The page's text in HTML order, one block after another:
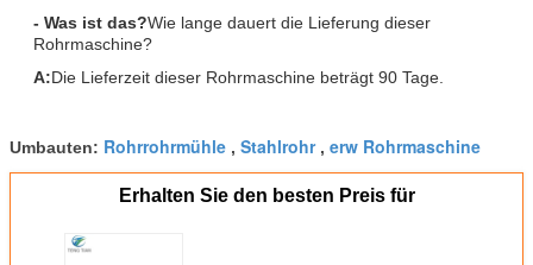
- Was ist das?Wie lange dauert die Lieferung dieser
Rohrmaschine?
A:Die Lieferzeit dieser Rohrmaschine beträgt 90 Tage.
Umbauten: Rohrrohrmühle , Stahlrohr, erw Rohrmaschine
Erhalten Sie den besten Preis für